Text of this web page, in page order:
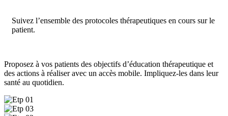
Suivez l’ensemble des protocoles thérapeutiques en cours sur le
patient.
Proposez à vos patients des objectifs d’éducation thérapeutique et
des actions à réaliser avec un accès mobile. Impliquez-les dans leur
santé au quotidien.